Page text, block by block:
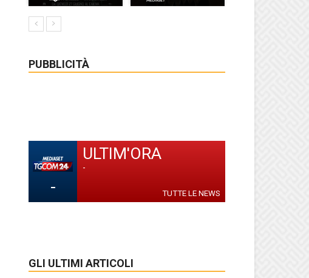
PUBBLICITÀ
-
ULTIM'ORA
-
TUTTE LE NEWS
GLI ULTIMI ARTICOLI